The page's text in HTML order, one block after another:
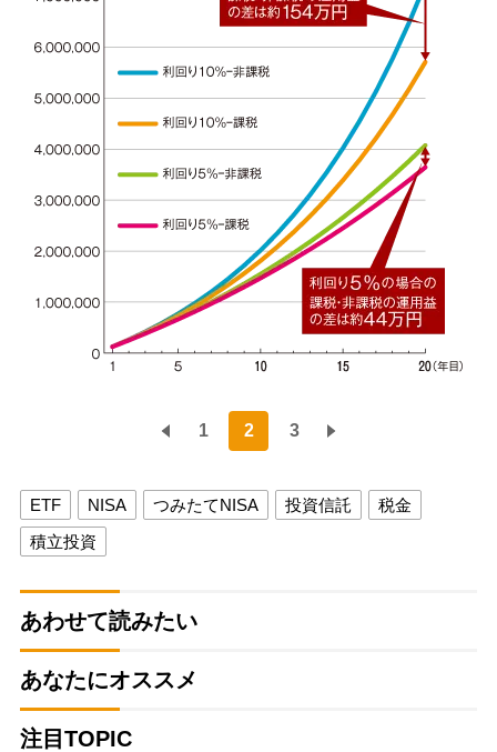
1 2 3
ETF NISA つみたてNISA 投資信託
税金
積立投資
あわせて読みたい
あなたにオススメ
注目TOPIC